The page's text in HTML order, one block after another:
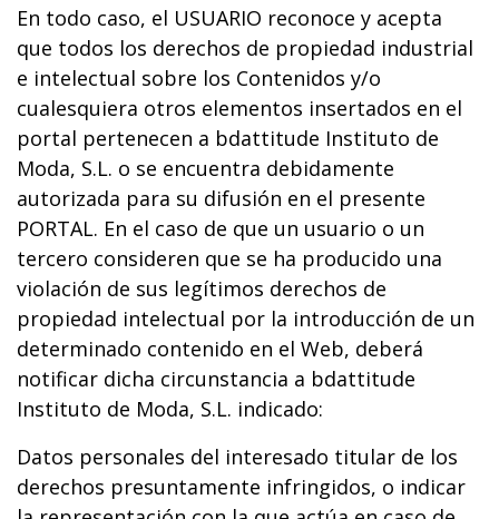
En todo caso, el USUARIO reconoce y acepta
que todos los derechos de propiedad industrial
e intelectual sobre los Contenidos y/o
cualesquiera otros elementos insertados en el
portal pertenecen a bdattitude Instituto de
Moda, S.L. o se encuentra debidamente
autorizada para su difusión en el presente
PORTAL. En el caso de que un usuario o un
tercero consideren que se ha producido una
violación de sus legítimos derechos de
propiedad intelectual por la introducción de un
determinado contenido en el Web, deberá
notificar dicha circunstancia a bdattitude
Instituto de Moda, S.L. indicado:
Datos personales del interesado titular de los
derechos presuntamente infringidos, o indicar